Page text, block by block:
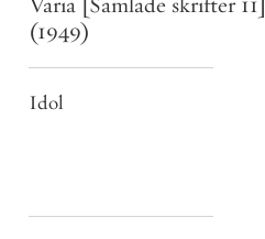
(1949)
Idol